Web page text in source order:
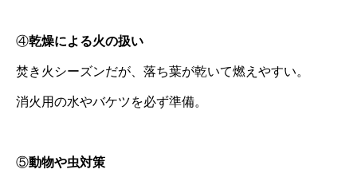
④乾燥による火の扱い
焚き火シーズンだが、落ち葉が乾いて燃えやすい。
消火用の水やバケツを必ず準備。
⑤動物や虫対策